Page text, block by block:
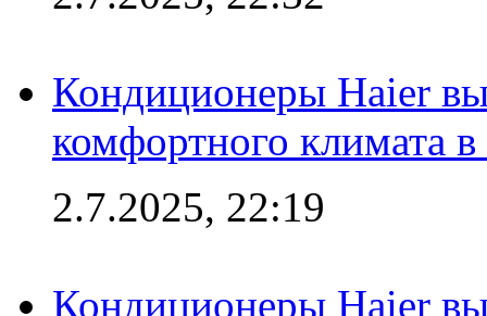
Кондиционеры Haier
комфортного климата
2.7.2025, 22:19
Кондиционеры Haier